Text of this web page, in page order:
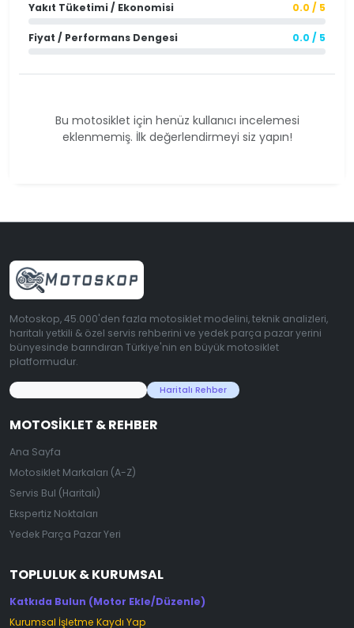
Yakıt Tüketimi / Ekonomisi 0.0 / 5
Fiyat / Performans Dengesi 0.0 / 5
Bu motosiklet için henüz kullanıcı incelemesi
eklenmemiş. İlk değerlendirmeyi siz yapın!
Motoskop, 45.000'den fazla motosiklet modelini, teknik analizleri,
haritalı yetkili & özel servis rehberini ve yedek parça pazar yerini
bünyesinde barındıran Türkiye'nin en büyük motosiklet
platformudur.
Haritalı Rehber
MOTOSIKLET & REHBER
Ana Sayfa
Motosiklet Markaları (A-Z)
Servis Bul (Haritalı)
Ekspertiz Noktaları
Yedek Parça Pazar Yeri
TOPLULUK & KURUMSAL
Katkıda Bulun (Motor Ekle/Düzenle)
Kurumsal İşletme Kaydı Yap